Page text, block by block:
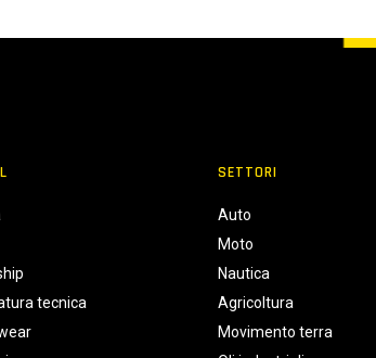
tecnica
SETTORI
Auto
Moto
Nautica
Agricoltura
Movimento terra